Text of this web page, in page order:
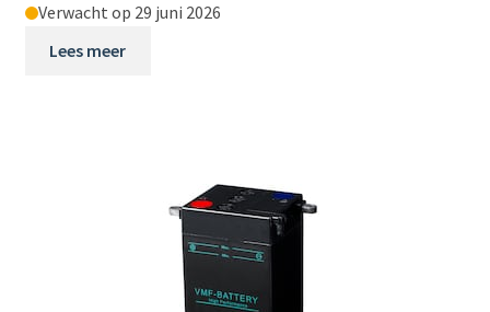
Verwacht op 29 juni 2026
Lees meer